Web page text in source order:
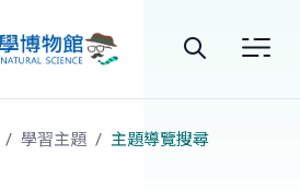
站
學習主題 主題導覽搜尋